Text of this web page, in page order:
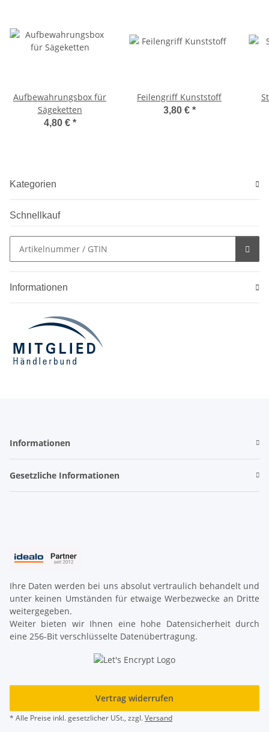
Aufbewahrungsbox für
Sägeketten
4,80 € *
Feilengriff Kunststoff
3,80 € *
Kategorien
Schnellkauf
Informationen
Informationen
Gesetzliche Informationen
Ihre Daten werden bei uns absolut vertraulich behandelt und
unter keinen Umständen für etwaige Werbezwecke an Dritte
weitergegeben.
Weiter bieten wir Ihnen eine hohe Datensicherheit durch
eine 256-Bit verschlüsselte Datenübertragung.
Vertrag widerrufen
* Alle Preise inkl. gesetzlicher USt., zzgl.Versand